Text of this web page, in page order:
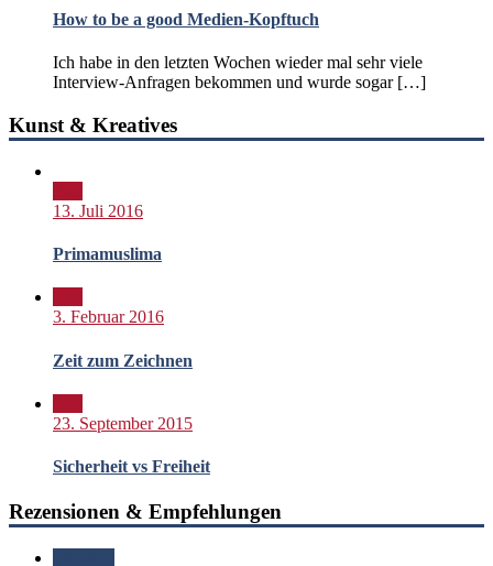
How to be a good Medien-Kopftuch
Ich habe in den letzten Wochen wieder mal sehr viele
Interview-Anfragen bekommen und wurde sogar […]
Kunst & Kreatives
13. Juli 2016
Primamuslima
3. Februar 2016
Zeit zum Zeichnen
23. September 2015
Sicherheit vs Freiheit
Rezensionen & Empfehlungen